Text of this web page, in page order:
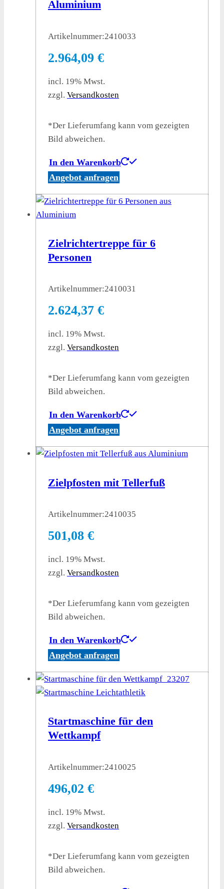
Aluminium
Artikelnummer:2410033
2.964,09 €
incl. 19% Mwst.
zzgl. Versandkosten
*Der Lieferumfang kann vom gezeigten
Bild abweichen.
In den Warenkorb
Angebot anfragen
Zielrichtertreppe für 6
Personen
Artikelnummer:2410031
2.624,37 €
incl. 19% Mwst.
zzgl. Versandkosten
*Der Lieferumfang kann vom gezeigten
Bild abweichen.
In den Warenkorb
Angebot anfragen
Zielpfosten mit Tellerfuß
Artikelnummer:2410035
501,08 €
incl. 19% Mwst.
zzgl. Versandkosten
*Der Lieferumfang kann vom gezeigten
Bild abweichen.
In den Warenkorb
Angebot anfragen
Startmaschine für den
Wettkampf
Artikelnummer:2410025
496,02 €
incl. 19% Mwst.
zzgl. Versandkosten
*Der Lieferumfang kann vom gezeigten
Bild abweichen.